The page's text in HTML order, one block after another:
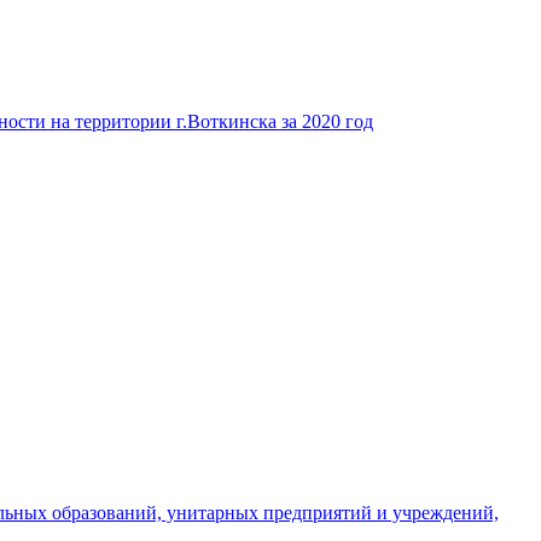
на территории г.Воткинска за 2020 год
образований, унитарных предприятий и учреждений,